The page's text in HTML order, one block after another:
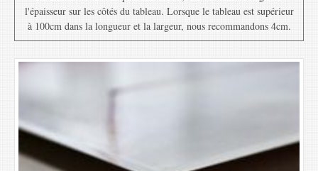
l'épaisseur sur les côtés du tableau. Lorsque le tableau est supérieur
à 100cm dans la longueur et la largeur, nous recommandons 4cm.